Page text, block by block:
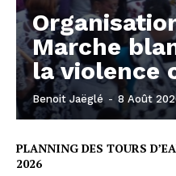
Marche
la violence
Benoit Jaëglé - 8 Août
PLANNING DES TOURS
2026